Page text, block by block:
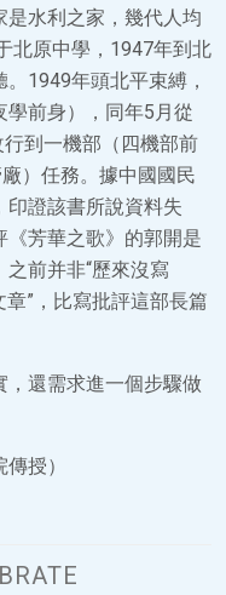
是水利之家，幾代人均
北原中學，1947年到北
1949年頭北平束縛，
前身），同年5月從
到一機部（四機部前
）任務。據中國國民
證該書所說資料失
芳華之歌》的郭開是
前并非“歷來沒寫
”，比寫批評這部長篇
，還需求進一個步驟做
授）